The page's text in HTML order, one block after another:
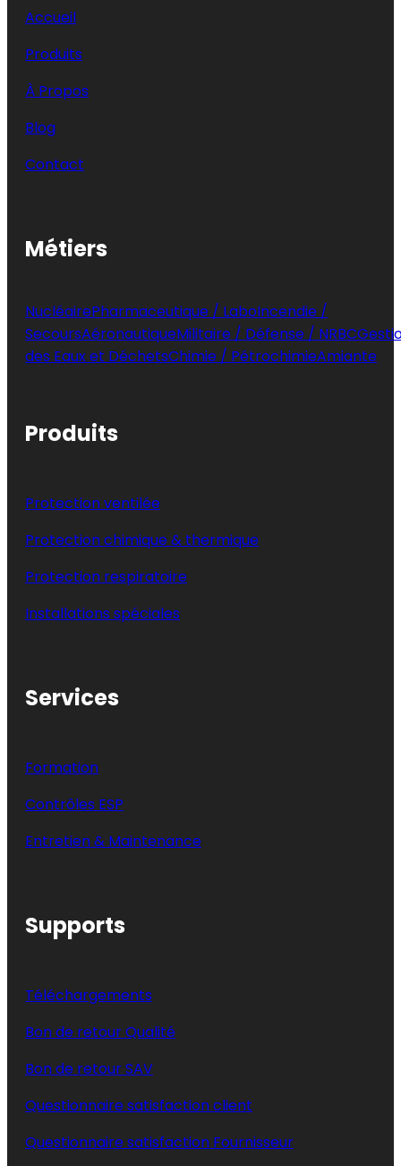
Accueil
Produits
À Propos
Blog
Contact
Métiers
NucléairePharmaceutique / LaboIncendie /
SecoursAéronautiqueMilitaire / Défense / NRBC
des Eaux et DéchetsChimie / PétrochimieAmiante
Produits
Protection ventilée
Protection chimique & thermique
Protection respiratoire
Installations spéciales
Services
Formation
Contrôles ESP
Entretien & Maintenance
Supports
Téléchargements
Bon de retour Qualité
Bon de retour SAV
Questionnaire satisfaction client
Questionnaire satisfaction Fournisseur